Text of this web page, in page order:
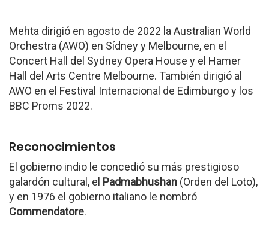
Mehta dirigió en agosto de 2022 la Australian World
Orchestra (AWO) en Sídney y Melbourne, en el
Concert Hall del Sydney Opera House y el Hamer
Hall del Arts Centre Melbourne. También dirigió al
AWO en el Festival Internacional de Edimburgo y los
BBC Proms 2022.
Reconocimientos
El gobierno indio le concedió su más prestigioso
galardón cultural, el Padmabhushan (Orden del Loto),
y en 1976 el gobierno italiano le nombró
Commendatore.